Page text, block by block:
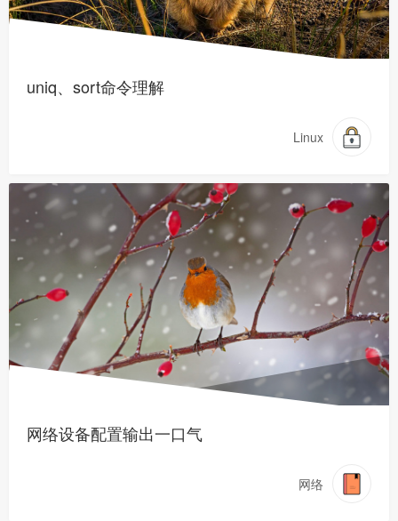
uniq、sort命令理解
Linux
网络设备配置输出一口气
网络